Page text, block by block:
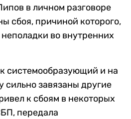
в личном разговоре
сбоя, причиной которого,
во внутренних
системообразующий и на
сильно завязаны другие
к сбоям в некоторых
передала